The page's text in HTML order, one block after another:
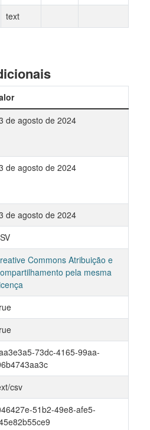
text
de agosto de 2024
de agosto de 2024
de agosto de 2024
Commons Atribuição e
pela mesma
73dc-4165-99aa-
csv
51b2-49e8-afe5-